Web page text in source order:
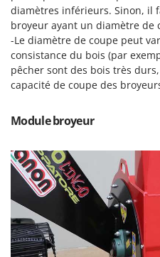
Pulvérisateurs
Pulvérisateurs portés
R
Rafraîchisseurs d'air
Rampes de
Râteaux pour tracteur
Remplisseuses
Robots nettoyeurs de
Robots Tondeuses
Rogneuses de souches
Rouleaux pour tracteur
GRIFO
GVS
GYS
H
Helvi
HiKOKI
Honda
I
Idromatic
Il-Tec
diamètres inférieurs. Sinon, il
broyeur ayant un diamètre de
-Le diamètre de coupe peut
consistance du bois (par
pêcher sont des bois très
capacité de coupe des
Module broyeur